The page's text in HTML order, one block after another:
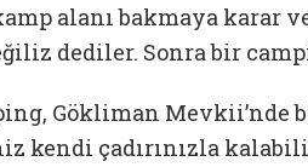
alanı bakmaya
dediler. Sonra bir
Gökliman Mevkii’nde
kendi çadırınızla